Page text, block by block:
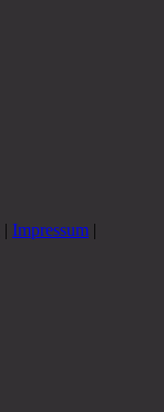
| Impressum |